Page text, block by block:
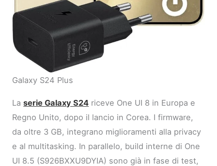
Galaxy S24 Plus
Laserie Galaxy S24 riceve One UI 8 in Europa e
Regno Unito, dopo il lancio in Corea. I firmware,
da oltre 3 GB, integrano miglioramenti alla privacy
e al multitasking. In parallelo, build interne di One
UI 8.5 (S926BXXU9DYIA) sono già in fase di test,